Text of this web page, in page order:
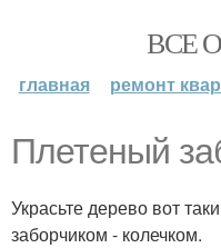
ВСЕ
главная ремонт
Плетеный
Украсьте дерево вот
заборчиком - колечком.